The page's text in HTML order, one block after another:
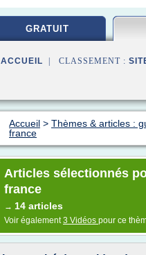
GRATUIT
ACCUEIL | CLASSEMENT :
Accueil > Thèmes & articles :
france
Articles sélectionnés
france
→ 14 articles
Voir également3 Vidéos pour ce